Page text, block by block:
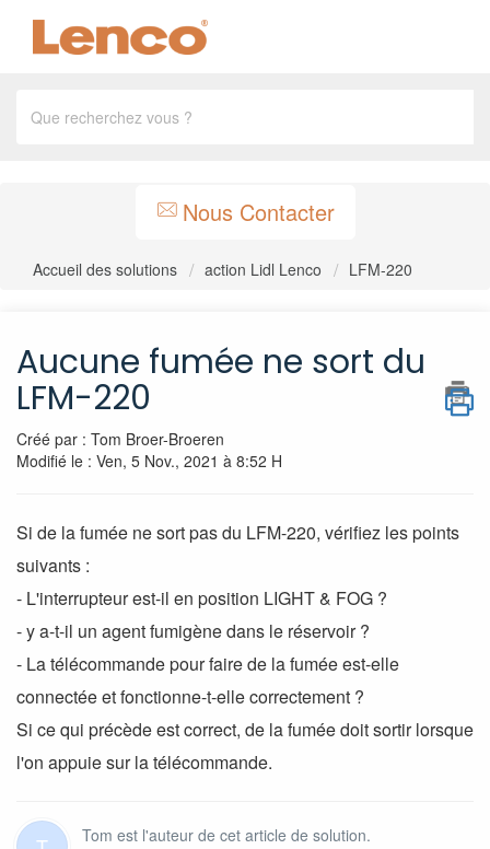
Nous Contacter
Accueil des solutions action Lidl Lenco LFM-220
Aucune fumée ne sort du
LFM-220
Créé par : Tom Broer-Broeren
Modifié le : Ven, 5 Nov., 2021 à 8:52 H
Si de la fumée ne sort pas du LFM-220, vérifiez les points
suivants :
- L'interrupteur est-il en position LIGHT & FOG ?
- y a-t-il un agent fumigène dans le réservoir ?
- La télécommande pour faire de la fumée est-elle
connectée et fonctionne-t-elle correctement ?
Si ce qui précède est correct, de la fumée doit sortir lorsque
l'on appuie sur la télécommande.
Tom est l'auteur de cet article de solution.